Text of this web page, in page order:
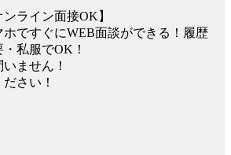
ライン面接OK】
ですぐにWEB面談ができる！履歴
私服でOK！
ません！
さい！